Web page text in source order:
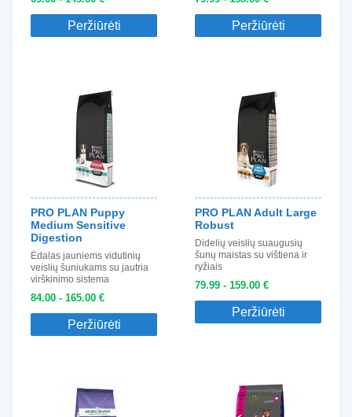
Peržiūrėti Peržiūrėti
PRO PLAN Puppy
Medium Sensitive
Digestion
Ėdalas jauniems vidutinių
veislių šuniukams su jautria
virškinimo sistema
84.00 - 165.00 €
Peržiūrėti
PRO PLAN Adult Large
Robust
Didelių veislių suaugusių
šunų maistas su vištiena ir
ryžiais
79.99 - 159.00 €
Peržiūrėti